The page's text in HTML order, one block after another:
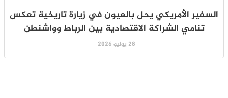
السفير الأمريكي يحل بالعيون في زيارة تاريخية تعكس
تنامي الشراكة الاقتصادية بين الرباط وواشنطن
28 يوليو 2026